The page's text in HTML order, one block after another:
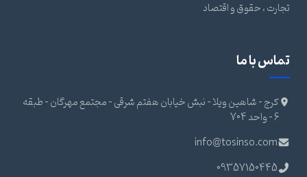
تجارت ، حقوق و اقتصاد
تماس با ما
کرج - شاهین ویلا - نبش خیابان هفتم شرقی - مجتمع مهرگان - طبقه
6 - واحد 704
info@tosinso.com
09357150445